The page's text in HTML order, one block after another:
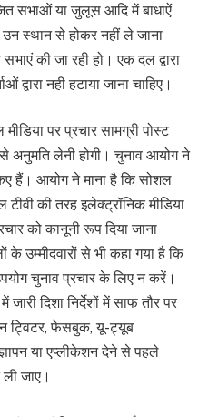
सभाओं या जुलूस आदि में बाधाऐं
उन स्थान से होकर नहीं ले जाना
की जा रही हो। एक दल द्वारा
नही हटाया जाना चाहिए।
पर प्रचार सामग्री पोस्ट
अनुमति लेनी होगी। चुनाव आयोग ने
हैं। आयोग ने माना है कि सोशल
की तरह इलेक्ट्रॉनिक मीडिया
को कानूनी रूप दिया जाना
उम्मीदवारों से भी कहा गया है कि
चुनाव प्रचार के लिए न करें।
जारी दिशा निर्देशों में साफ तौर पर
ट्विटर, फेसबुक, यू-ट्यूब
या एप्लीकेशन देने से पहले
जाए।